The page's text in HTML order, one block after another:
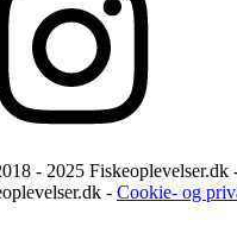
- 2025 Fiskeoplevelser.dk
- Cookie- og